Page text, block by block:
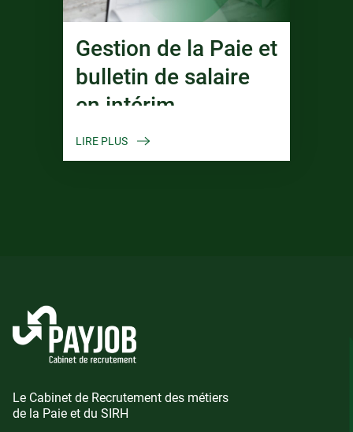
Gestion de la Paie et
bulletin de salaire
en intérim
LIRE PLUS
Le Cabinet de Recrutement des métiers
de la Paie et du SIRH